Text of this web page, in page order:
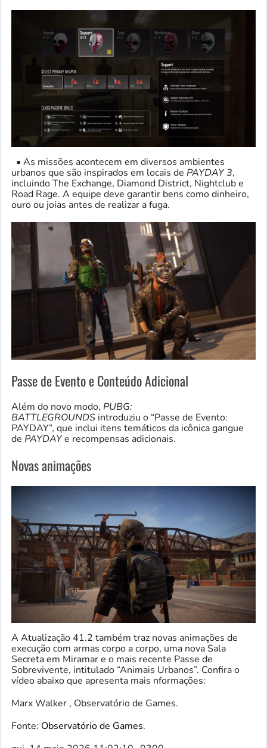
• As missões acontecem em diversos ambientes
urbanos que são inspirados em locais de PAYDAY 3,
incluindo The Exchange, Diamond District, Nightclub e
Road Rage. A equipe deve garantir bens como dinheiro,
ouro ou joias antes de realizar a fuga.
Passe de Evento e Conteúdo Adicional
Além do novo modo, PUBG:
BATTLEGROUNDS introduziu o “Passe de Evento:
PAYDAY”, que inclui itens temáticos da icônica gangue
de PAYDAYe recompensas adicionais.
Novas animações
A Atualização 41.2 também traz novas animações de
execução com armas corpo a corpo, uma nova Sala
Secreta em Miramar e o mais recente Passe de
Sobrevivente, intitulado “Animais Urbanos”. Confira o
vídeo abaixo que apresenta mais nformações:
Marx Walker , Observatório de Games.
Fonte: Observatório de Games.